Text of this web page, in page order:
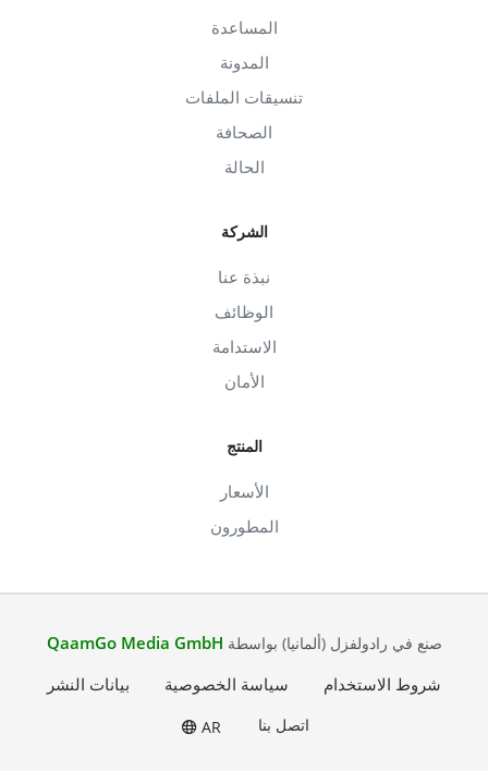
المساعدة
المدونة
تنسيقات الملفات
الصحافة
الحالة
الشركة
نبذة عنا
الوظائف
الاستدامة
الأمان
المنتج
الأسعار
المطورون
صنع في رادولفزل (ألمانيا) بواسطة QaamGo Media GmbH
شروط الاستخدام
سياسة الخصوصية بيانات النشر
اتصل بنا AR